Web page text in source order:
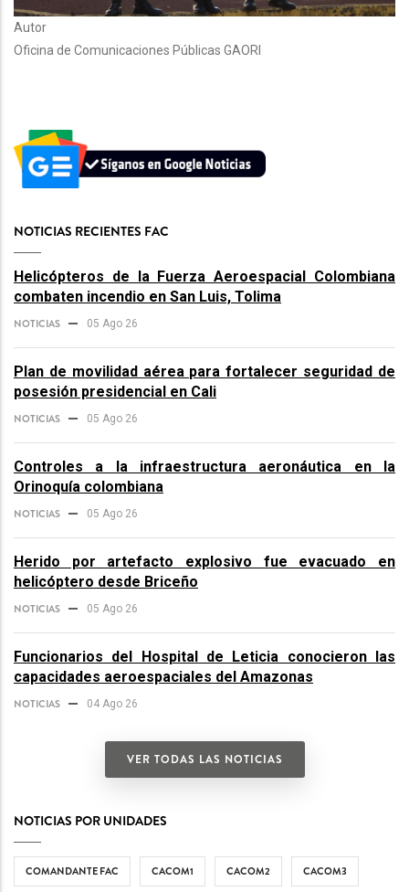
Autor
Oficina de Comunicaciones Públicas GAORI
NOTICIAS RECIENTES FAC
Helicópteros de la Fuerza Aeroespacial Colombiana
combaten incendio en San Luis, Tolima
NOTICIAS 05 Ago 26
Plan de movilidad aérea para fortalecer seguridad de
posesión presidencial en Cali
NOTICIAS 05 Ago 26
Controles a la infraestructura aeronáutica en la
Orinoquía colombiana
NOTICIAS 05 Ago 26
Herido por artefacto explosivo fue evacuado en
helicóptero desde Briceño
NOTICIAS 05 Ago 26
Funcionarios del Hospital de Leticia conocieron las
capacidades aeroespaciales del Amazonas
NOTICIAS 04 Ago 26
VER TODAS LAS NOTICIAS
NOTICIAS POR UNIDADES
COMANDANTE FAC CACOM1 CACOM2 CACOM3